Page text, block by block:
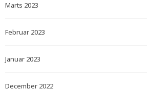
Marts 2023
Februar 2023
Januar 2023
December 2022